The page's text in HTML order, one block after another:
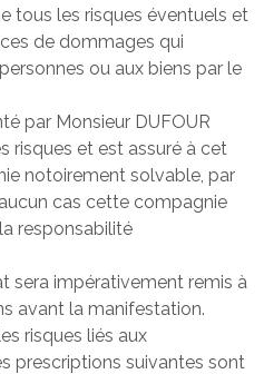
tous les risques éventuels et
de dommages qui
ou aux biens par le
par Monsieur DUFOUR
risques et est assuré à cet
notoirement solvable, par
cas cette compagnie
responsabilité
sera impérativement remis à
avant la manifestation.
risques liés aux
prescriptions suivantes sont